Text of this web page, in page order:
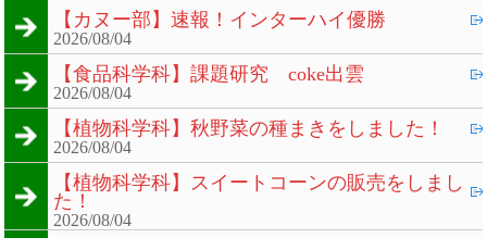
【カヌー部】速報！インターハイ優勝
2026/08/04
【食品科学科】課題研究 coke出雲
2026/08/04
【植物科学科】秋野菜の種まきをしました！
2026/08/04
【植物科学科】スイートコーンの販売をしまし
た！
2026/08/04